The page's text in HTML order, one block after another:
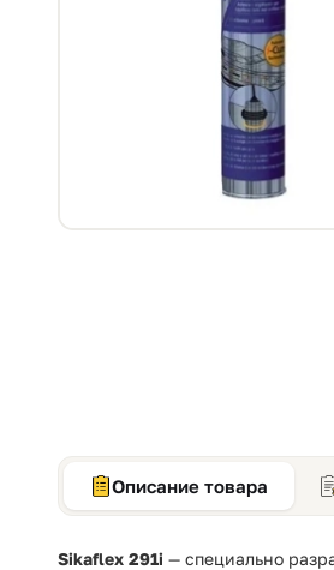
Описание товара
Sikaflex 291i — специально